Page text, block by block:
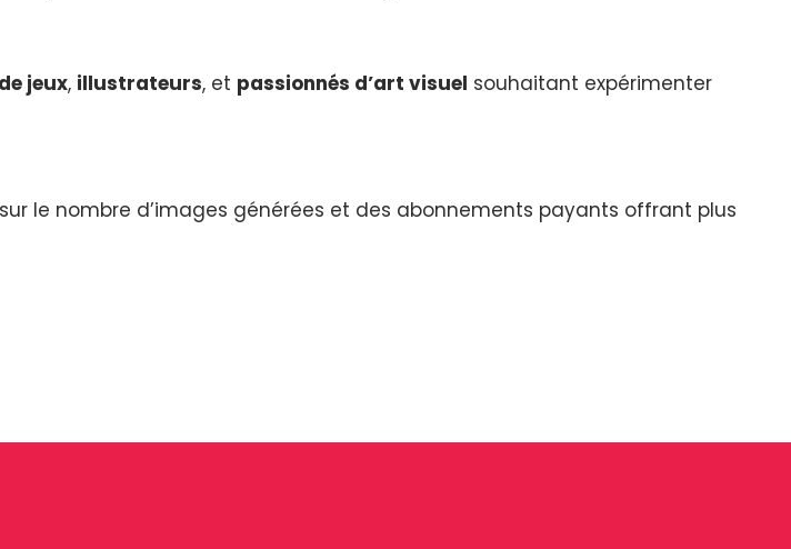
jeux, illustrateurs, et passionnés d’art visuel souhaitant expérimenter
le nombre d’images générées et des abonnements payants offrant plus